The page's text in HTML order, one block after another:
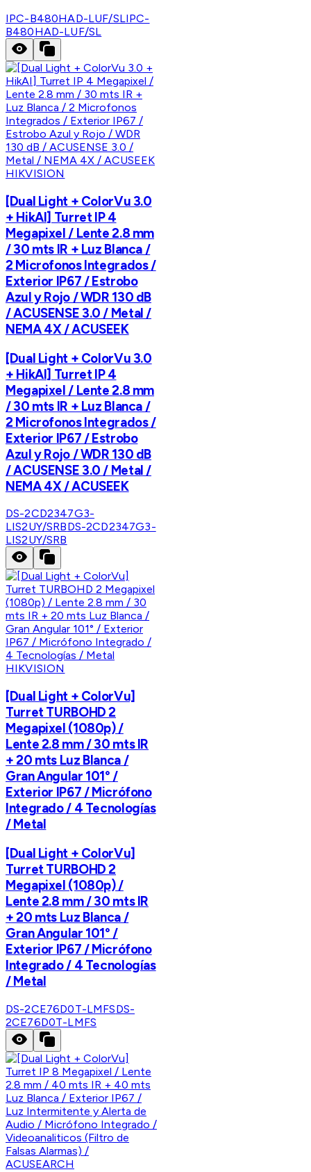
IPC-B480HAD-LUF/SLIPC-
B480HAD-LUF/SL
HIKVISION
[Dual Light + ColorVu 3.0
+ HikAI] Turret IP 4
Megapixel / Lente 2.8 mm
/ 30 mts IR + Luz Blanca /
2 Microfonos Integrados /
Exterior IP67 / Estrobo
Azul y Rojo / WDR 130 dB
/ ACUSENSE 3.0 / Metal /
NEMA 4X / ACUSEEK
[Dual Light + ColorVu 3.0
+ HikAI] Turret IP 4
Megapixel / Lente 2.8 mm
/ 30 mts IR + Luz Blanca /
2 Microfonos Integrados /
Exterior IP67 / Estrobo
Azul y Rojo / WDR 130 dB
/ ACUSENSE 3.0 / Metal /
NEMA 4X / ACUSEEK
DS-2CD2347G3-
LIS2UY/SRBDS-2CD2347G3-
LIS2UY/SRB
HIKVISION
[Dual Light + ColorVu]
Turret TURBOHD 2
Megapixel (1080p) /
Lente 2.8 mm / 30 mts IR
+ 20 mts Luz Blanca /
Gran Angular 101° /
Exterior IP67 / Micrófono
Integrado / 4 Tecnologías
/ Metal
[Dual Light + ColorVu]
Turret TURBOHD 2
Megapixel (1080p) /
Lente 2.8 mm / 30 mts IR
+ 20 mts Luz Blanca /
Gran Angular 101° /
Exterior IP67 / Micrófono
Integrado / 4 Tecnologías
/ Metal
DS-2CE76D0T-LMFSDS-
2CE76D0T-LMFS